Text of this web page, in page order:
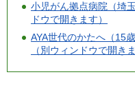
小児がん拠点病院（埼
ドウで開きます）
AYA世代のかたへ（15
（別ウィンドウで開きま